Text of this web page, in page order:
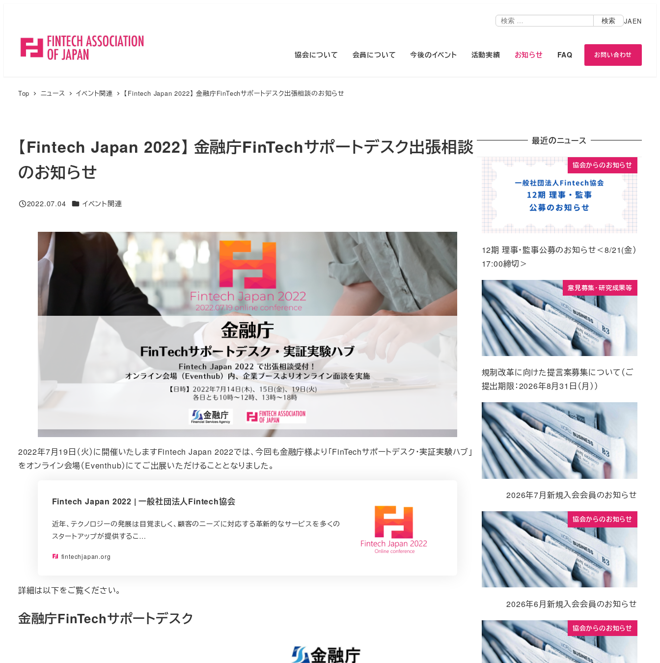
検
検索 JAEN
協会について 会員について 今後のイベント 活動実績 お知らせ FAQ お問い合わせ
Top ニュース イベント関連 【Fintech Japan 2022】 金融庁FinTechサポートデスク出張相談のお知らせ
【Fintech Japan 2022】 金融庁FinTechサポートデスク出張相談
のお知らせ
投稿日
2022.07.04 ニュースカテゴリ
イベント関連
2022年7月19日（火）に開催いたしますFintech Japan 2022では、今回も金融庁様より「FinTechサポートデスク・実証実験ハブ」
をオンライン会場（Eventhub）にてご出展いただけることとなりました。
Fintech Japan 2022 | 一般社団法人Fintech協会
近年、テクノロジーの発展は目覚ましく、顧客のニーズに対応する革新的なサービスを多くの
スタートアップが提供するこ…
fintechjapan.org
詳細は以下をご覧ください。
金融庁FinTechサポートデスク
最近のニュース
協会からのお知らせ
12期 理事・監事公募のお知らせ＜8/21(金）
17:00締切＞
意見募集・研究成果等
規制改革に向けた提言案募集について（ご
提出期限：2026年8月31日（月））
2026年7月新規入会会員のお知らせ
協会からのお知らせ
2026年6月新規入会会員のお知らせ
協会からのお知らせ